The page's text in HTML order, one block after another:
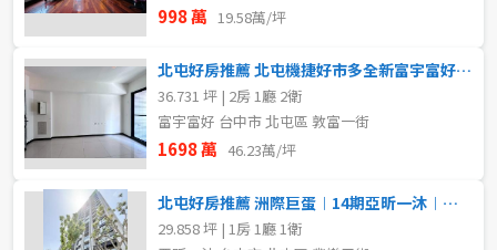
998 萬 19.58萬/坪
北屯好房推薦 北屯機捷好市多全新富宇富好兩房平車
36.731 坪 | 2房 1廳 2衛
富宇富好 台中市 北屯區 敦富一街
1698 萬 46.23萬/坪
北屯好房推薦 洲際巨蛋︱14期亞昕一沐︱小豪宅配平車
29.858 坪 | 1房 1廳 1衛